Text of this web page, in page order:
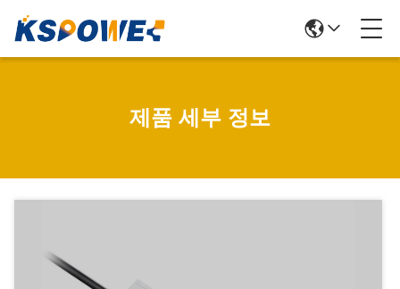
제품 세부 정보